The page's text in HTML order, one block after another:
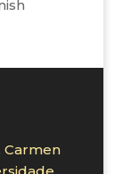
Carmen